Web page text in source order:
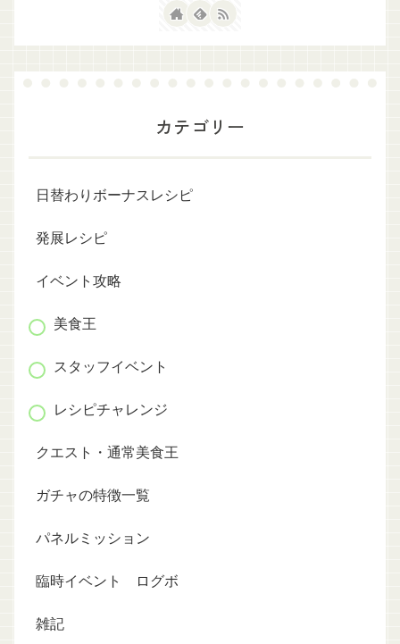
カテゴリー
日替わりボーナスレシピ
発展レシピ
イベント攻略
美食王
スタッフイベント
レシピチャレンジ
クエスト・通常美食王
ガチャの特徴一覧
パネルミッション
臨時イベント ログボ
雑記